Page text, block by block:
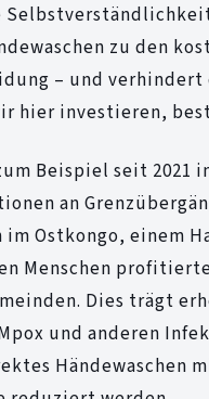
zu den
– und
hier investieren,
Beispiel seit 2021
an
im Ostkongo, einem
Menschen
Dies trägt
und anderen